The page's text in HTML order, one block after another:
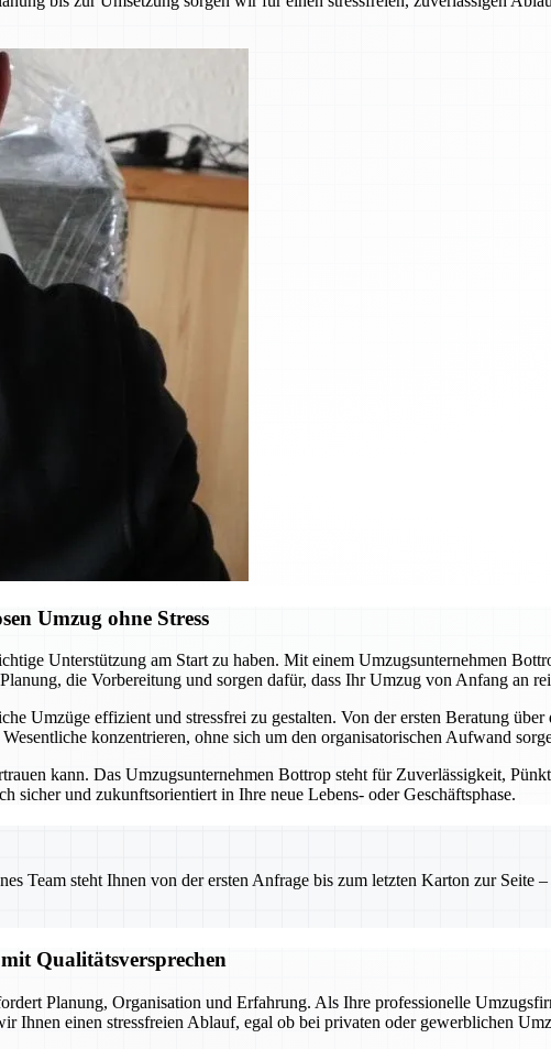
Umzug ohne Stress
Unterstützung am Start zu haben. Mit einem Umzugsunternehmen
die Vorbereitung und sorgen dafür, dass Ihr Umzug von Anfang an
Umzüge effizient und stressfrei zu gestalten. Von der ersten Beratung
konzentrieren, ohne sich um den organisatorischen Aufwand
kann. Das Umzugsunternehmen Bottrop steht für Zuverlässigkeit,
sicher und zukunftsorientiert in Ihre neue Lebens- oder Geschäftsphase.
Team steht Ihnen von der ersten Anfrage bis zum letzten Karton zur Seite
Qualitätsversprechen
Planung, Organisation und Erfahrung. Als Ihre professionelle
Ihnen einen stressfreien Ablauf, egal ob bei privaten oder gewerblichen